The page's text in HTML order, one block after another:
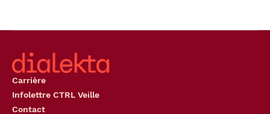
Carrière
Infolettre CTRL Veille
Contact